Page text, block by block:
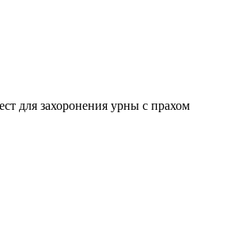
для захоронения урны с прахом